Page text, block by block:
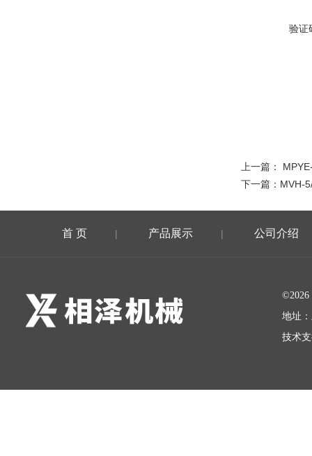
验证
上一篇：
下一篇： MVH-
首 页 | 产品展示 | 公司介绍
地址
技术